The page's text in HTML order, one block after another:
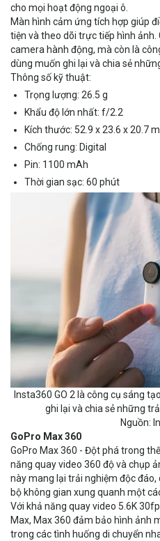
cho mọi hoạt động ngoại ô.
Màn hình cảm ứng tích hợp giúp
tiện và theo dõi trực tiếp hình ảnh.
camera hành động, mà còn là
dùng muốn ghi lại và chia sẻ
Thông số kỹ thuật:
Trọng lượng: 26.5 g
Khẩu độ lớn nhất: f/2.2
Kích thước: 52.9 x 23.6 x 20.7
Chống rung: Digital
Pin: 1100 mAh
Thời gian sạc: 60 phút
Insta360 GO 2 là công cụ sáng
ghi lại và chia sẻ những
Nguồn:
GoPro Max 360
GoPro Max 360 - Đột phá trong
năng quay video 360 độ và chụp
này mang lại trải nghiệm độc
bộ không gian xung quanh một
Với khả năng quay video 5.6K
Max, Max 360 đảm bảo hình ảnh
trong các tình huống di chuyển